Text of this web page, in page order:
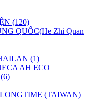
(120)
QUỐC(He Zhi Quan
(1)
AH ECO
(TAIWAN)